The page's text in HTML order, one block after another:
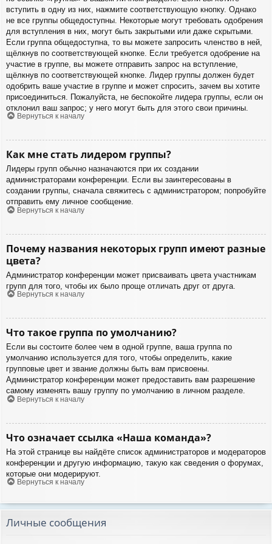
вступить в одну из них, нажмите соответствующую кнопку. Однако
не все группы общедоступны. Некоторые могут требовать одобрения
для вступления в них, могут быть закрытыми или даже скрытыми.
Если группа общедоступна, то вы можете запросить членство в ней,
щёлкнув по соответствующей кнопке. Если требуется одобрение на
участие в группе, вы можете отправить запрос на вступление,
щёлкнув по соответствующей кнопке. Лидер группы должен будет
одобрить ваше участие в группе и может спросить, зачем вы хотите
присоединиться. Пожалуйста, не беспокойте лидера группы, если он
отклонил ваш запрос; у него могут быть для этого свои причины.
Вернуться к началу
Как мне стать лидером группы?
Лидеры групп обычно назначаются при их создании
администраторами конференции. Если вы заинтересованы в
создании группы, сначала свяжитесь с администратором; попробуйте
отправить ему личное сообщение.
Вернуться к началу
Почему названия некоторых групп имеют разные
цвета?
Администратор конференции может присваивать цвета участникам
групп для того, чтобы их было проще отличать друг от друга.
Вернуться к началу
Что такое группа по умолчанию?
Если вы состоите более чем в одной группе, ваша группа по
умолчанию используется для того, чтобы определить, какие
групповые цвет и звание должны быть вам присвоены.
Администратор конференции может предоставить вам разрешение
самому изменять вашу группу по умолчанию в личном разделе.
Вернуться к началу
Что означает ссылка «Наша команда»?
На этой странице вы найдёте список администраторов и модераторов
конференции и другую информацию, такую как сведения о форумах,
которые они модерируют.
Вернуться к началу
Личные сообщения